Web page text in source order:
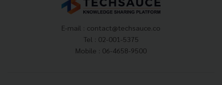
E-mail : contact@techsauce.co
Tel : 02-001-5375
Mobile : 06-4658-9500